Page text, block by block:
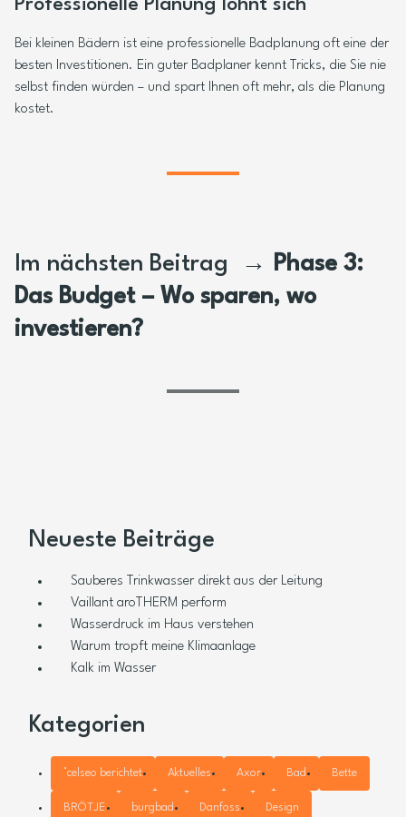
Professionelle Planung lohnt sich
Bei kleinen Bädern ist eine professionelle Badplanung oft eine der
besten Investitionen. Ein guter Badplaner kennt Tricks, die Sie nie
selbst finden würden – und spart Ihnen oft mehr, als die Planung
kostet.
Im nächsten Beitrag
→ Phase 3:
Das Budget – Wo sparen, wo
investieren?
Neueste Beiträge
Sauberes Trinkwasser direkt aus der Leitung
Vaillant aroTHERM perform
Wasserdruck im Haus verstehen
Warum tropft meine Klimaanlage
Kalk im Wasser
Kategorien
°celseo berichtet Aktuelles Axor Bad Bette
BRÖTJE burgbad Danfoss Design